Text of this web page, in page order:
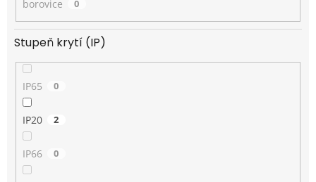
borovice 0
Stupeň krytí (IP)
IP65 0
IP20 2
IP66 0